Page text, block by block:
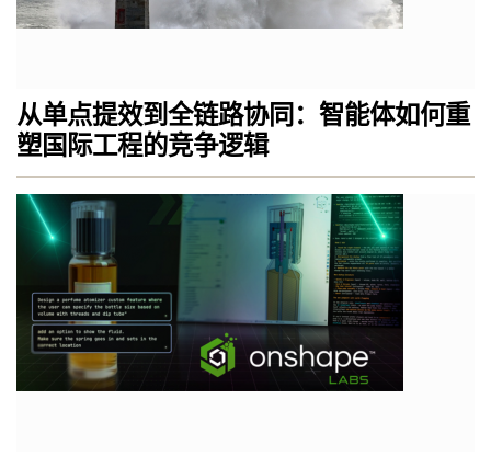
从单点提效到全链路协同：智能体如何重
塑国际工程的竞争逻辑